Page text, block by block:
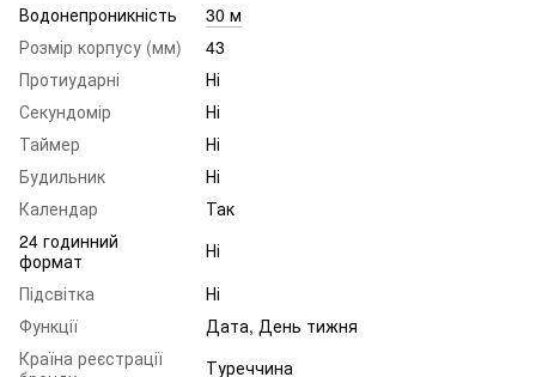
Водонепроникність
30 м
Розмір корпусу (мм)
43
Протиударні
Ні
Секундомір
Ні
Таймер
Ні
Будильник
Ні
Календар
Так
24 годинний
формат
Ні
Підсвітка
Ні
Функції
Дата, День тижня
Країна реєстрації
Туреччина